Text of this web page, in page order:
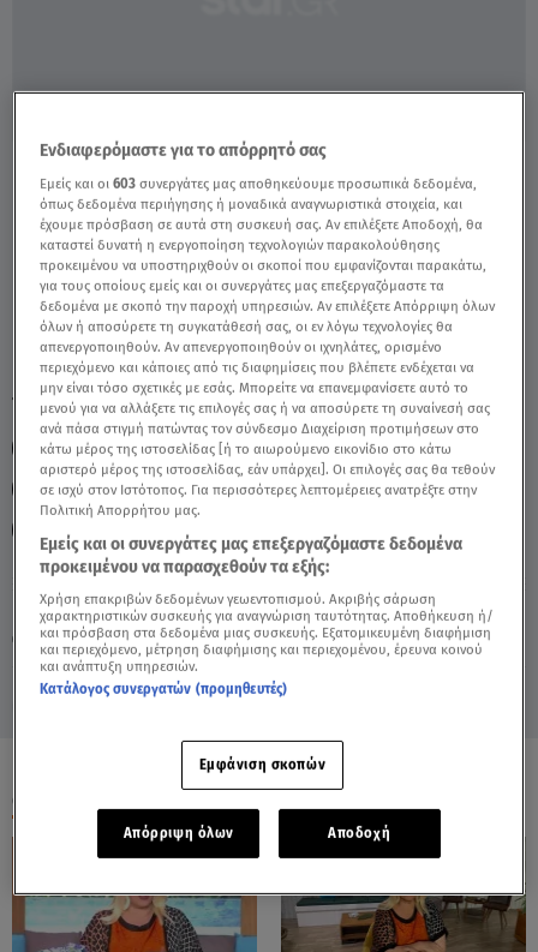
Πέμπτη 6 Αυγούστου 2026
24.11.22, 12:43 ΖΩΔΙΑ
Νέα Σελήνη στον Τοξότη: Πώς Θα
Επηρεάσει τους Ιχθύες; - Video
TAGS: ΙΧΘΥΣ ΖΩΔΙΑ ΖΩΔΙΑ ΑΣΗ ΜΠΗΛΙΟΥ
ΖΩΔΙΑ ΣΗΜΕΡΑ
ΑΣΗ ΜΠΗΛΙΟΥ
ΑΣΤΡΟΛΟΓΙΚΕΣ ΠΡΟΒΛΕΨΕΙΣ
ΗΜΕΡΗΣΙΕΣ ΠΡΟΒΛΕΨΕΙΣ
BREAKFAST@STAR
ΟΛΑ ΤΑ ΒΙΝΤΕΟ
Ενδιαφερόμαστε για το απόρρητό σας
Εμείς και οι603 συνεργάτες μας αποθηκεύουμε προσωπικά δεδομένα,
όπως δεδομένα περιήγησης ή μοναδικά αναγνωριστικά στοιχεία, και
έχουμε πρόσβαση σε αυτά στη συσκευή σας. Αν επιλέξετε Αποδοχή, θα
καταστεί δυνατή η ενεργοποίηση τεχνολογιών παρακολούθησης
προκειμένου να υποστηριχθούν οι σκοποί που εμφανίζονται παρακάτω,
για τους οποίους εμείς και οι συνεργάτες μας επεξεργαζόμαστε τα
δεδομένα με σκοπό την παροχή υπηρεσιών. Αν επιλέξετε Απόρριψη όλων
όλων ή αποσύρετε τη συγκατάθεσή σας, οι εν λόγω τεχνολογίες θα
απενεργοποιηθούν. Αν απενεργοποιηθούν οι ιχνηλάτες, ορισμένο
περιεχόμενο και κάποιες από τις διαφημίσεις που βλέπετε ενδέχεται να
μην είναι τόσο σχετικές με εσάς. Μπορείτε να επανεμφανίσετε αυτό το
μενού για να αλλάξετε τις επιλογές σας ή να αποσύρετε τη συναίνεσή σας
ανά πάσα στιγμή πατώντας τον σύνδεσμο Διαχείριση προτιμήσεων στο
κάτω μέρος της ιστοσελίδας [ή το αιωρούμενο εικονίδιο στο κάτω
αριστερό μέρος της ιστοσελίδας, εάν υπάρχει]. Οι επιλογές σας θα τεθούν
σε ισχύ στον Ιστότοπος. Για περισσότερες λεπτομέρειες ανατρέξτε στην
Πολιτική Απορρήτου μας.
Εμείς και οι συνεργάτες μας επεξεργαζόμαστε δεδομένα
προκειμένου να παρασχεθούν τα εξής:
Χρήση επακριβών δεδομένων γεωεντοπισμού. Ακριβής σάρωση
χαρακτηριστικών συσκευής για αναγνώριση ταυτότητας. Αποθήκευση ή/
και πρόσβαση στα δεδομένα μιας συσκευής. Εξατομικευμένη διαφήμιση
και περιεχόμενο, μέτρηση διαφήμισης και περιεχομένου, έρευνα κοινού
και ανάπτυξη υπηρεσιών.
Κατάλογος συνεργατών (προμηθευτές)
Εμφάνιση σκοπών
Απόρριψη όλων Αποδοχή